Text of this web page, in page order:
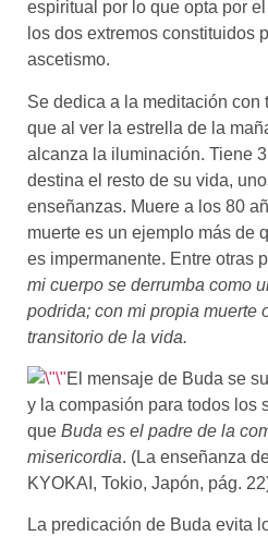
espiritual por lo que opta por
los dos extremos constituidos
ascetismo.
Se dedica a la meditación con
que al ver la estrella de la
alcanza la iluminación. Tiene
destina el resto de su vida,
enseñanzas. Muere a los 80
muerte es un ejemplo más de
es impermanente. Entre otras
mi cuerpo se derrumba como
podrida; con mi propia muerte
transitorio de la vida.
El mensaje de Buda se
y la compasión para todos los
que Buda es el padre de la
misericordia. (La enseñanza
KYOKAI, Tokio, Japón, pág.
La predicación de Buda evita